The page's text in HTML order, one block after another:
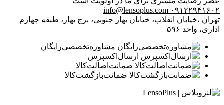
۰۹۱۲۲۹۴۱۶۰۲ info@lensoplus.com
تهران ،خیابان انقلاب، خیابان بهار جنوبی، برج بهار، طبقه چهارم
اداری، واحد ۵۹۶
مشاوره‌تخصصی‌رایگان
ارسال‌اکسپرس
ضمانت‌اصالت‌کالا
ضمانت‌بازگشت‌کالا